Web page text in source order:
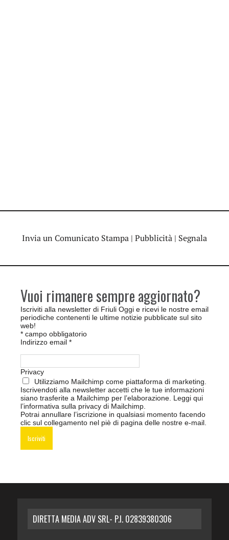
Invia un Comunicato Stampa | Pubblicità | Segnala
Vuoi rimanere sempre aggiornato?
Iscriviti alla newsletter di Friuli Oggi e ricevi le nostre email
periodiche contenenti le ultime notizie pubblicate sul sito
web!
* campo obbligatorio
Indirizzo email *
Privacy
Utilizziamo Mailchimp come piattaforma di marketing.
Iscrivendoti alla newsletter accetti che le tue informazioni
siano trasferite a Mailchimp per l’elaborazione. Leggi qui
l’informativa sulla privacy di Mailchimp
Potrai annullare l’iscrizione in qualsiasi momento facendo
clic sul collegamento nel piè di pagina delle nostre e-mail.
DIRETTA MEDIA ADV SRL- P.I. 02839380306